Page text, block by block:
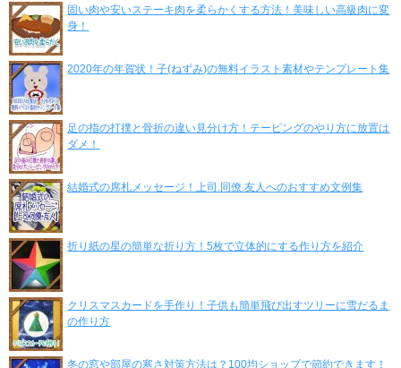
固い肉や安いステーキ肉を柔らかくする方法！美味しい高級肉に変
身！
2020年の年賀状！子(ねずみ)の無料イラスト素材やテンプレート集
足の指の打撲と骨折の違い見分け方！テーピングのやり方に放置は
ダメ！
結婚式の席札メッセージ！上司.同僚.友人へのおすすめ文例集
折り紙の星の簡単な折り方！5枚で立体的にする作り方を紹介
クリスマスカードを手作り！子供も簡単飛び出すツリーに雪だるま
の作り方
冬の窓や部屋の寒さ対策方法は？100均ショップで節約できます！